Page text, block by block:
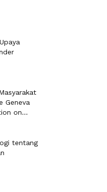
Geneva
on...
tentang